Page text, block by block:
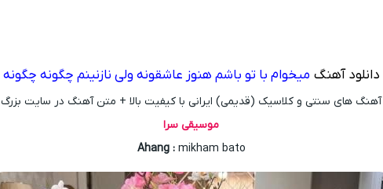
دانلود آهنگ میخوام با تو باشم هنوز عاشقونه ولی نازنینم چگونه چگونه
آهنگ های سنتی و کلاسیک (قدیمی) ایرانی با کیفیت بالا + متن آهنگ در سایت بزرگ
موسیقی سرا
Ahang :mikham bato